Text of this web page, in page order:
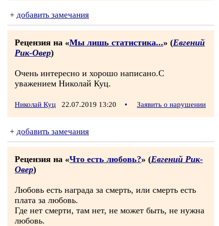
+ добавить замечания
Рецензия на «Мы лишь статистика...» (Евгений
Рик-Овер)
Очень интересно и хорошо написано.С
уважением Николай Куц.
Николай Куц 22.07.2019 13:20 • Заявить о нарушении
+ добавить замечания
Рецензия на «Что есть любовь?» (Евгений Рик-
Овер)
Любовь есть награда за смерть, или смерть есть
плата за любовь.
Где нет смерти, там нет, не может быть, не нужна
любовь.